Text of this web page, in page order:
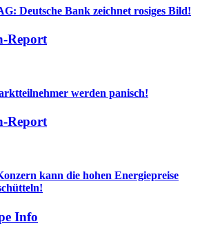
Deutsche Bank zeichnet rosiges Bild!
Report
werden panisch!
Report
kann die hohen Energiepreise
Info